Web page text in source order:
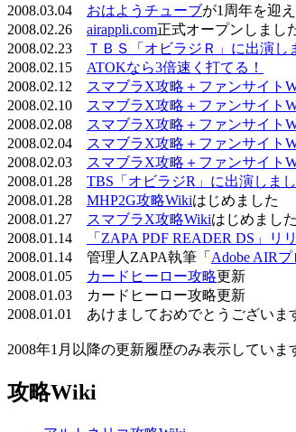
2008.03.04 おはようチューブが1周年を迎
2008.02.26 airappli.com正式オープンしまし
2008.02.23
ＴＢＳ「オビラジＲ」に出演し
2008.02.15 ATOKなら3倍速く打てる！
2008.02.12
スマブラX攻略＋ファンサイト
2008.02.10
スマブラX攻略＋ファンサイト
2008.02.08
スマブラX攻略＋ファンサイト
2008.02.04
スマブラX攻略＋ファンサイト
2008.02.03
スマブラX攻略＋ファンサイト
2008.01.28 TBS「オビラジR」に出演しま
2008.01.28 MHP2G攻略Wikiはじめました
2008.01.27
スマブラX攻略Wikiはじめました
2008.01.14
「ZAPA PDF READER DS」リ
2008.01.14 管理人ZAPA執筆「 Adobe AIR
2008.01.05
カードヒーロー攻略更新
2008.01.03 カードヒーロー攻略更新
2008.01.01 あけましておめでとうございま
2008年1月以降の更新履歴のみ表示していま
攻略Wiki